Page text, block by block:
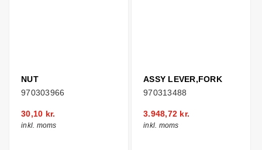
NUT
970303966
30,10 kr.
inkl. moms
ASSY LEVER,FORK
970313488
3.948,72 kr.
inkl. moms